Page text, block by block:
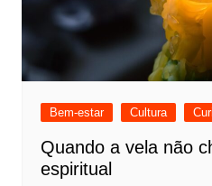
Bem-estar Cultura
Quando a vela não
espiritual